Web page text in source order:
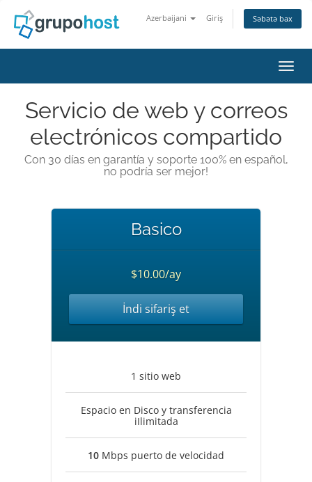
Azerbaijani Giriş Səbətə bax
Servicio de web y correos
electrónicos compartido
Con 30 días en garantía y soporte 100% en español,
no podría ser mejor!
Basico
$10.00/ay
İndi sifariş et
1 sitio web
Espacio en Disco y transferencia
iIlimitada
10 Mbps puerto de velocidad